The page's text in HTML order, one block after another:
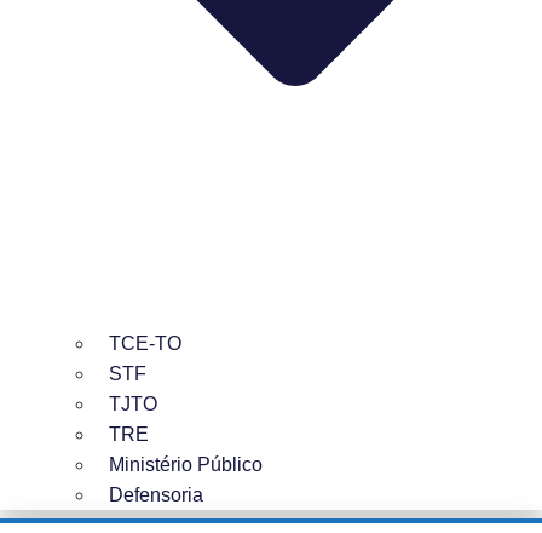
TCE-TO
STF
TJTO
TRE
Ministério Público
Defensoria